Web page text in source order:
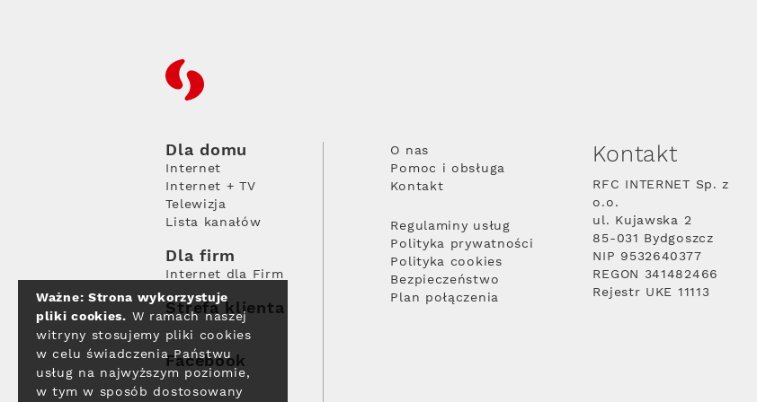
RFC
Dla domu
Internet
Internet + TV
Telewizja
Lista kanałów
Dla firm
Internet dla Firm
Strefa klienta
Facebook
O nas
Pomoc i obsługa
Kontakt
Regulaminy usług
Polityka prywatności
Polityka cookies
Bezpieczeństwo
Plan połączenia
Kontakt
RFC INTERNET Sp. z
o.o.
ul. Kujawska 2
85-031 Bydgoszcz
NIP 9532640377
REGON 341482466
Rejestr UKE 11113
Ważne: Strona wykorzystuje
pliki cookies. W ramach naszej
witryny stosujemy pliki cookies
w celu świadczenia Państwu
usług na najwyższym poziomie,
w tym w sposób dostosowany